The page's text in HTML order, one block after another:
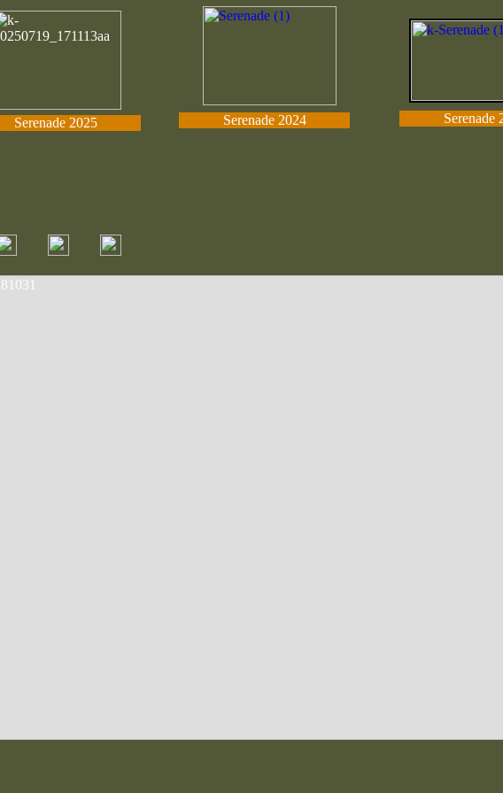
Serenade 2025 Serenade 2024 Serenade